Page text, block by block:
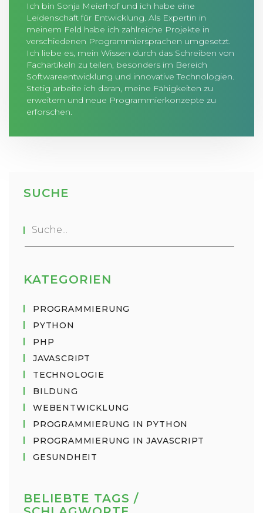
Ich bin Sonja Meierhof und ich habe eine
Leidenschaft für Entwicklung. Als Expertin in
meinem Feld habe ich zahlreiche Projekte in
verschiedenen Programmiersprachen umgesetzt.
Ich liebe es, mein Wissen durch das Schreiben von
Fachartikeln zu teilen, besonders im Bereich
Softwareentwicklung und innovative Technologien.
Stetig arbeite ich daran, meine Fähigkeiten zu
erweitern und neue Programmierkonzepte zu
erforschen.
SUCHE
KATEGORIEN
PROGRAMMIERUNG
PYTHON
PHP
JAVASCRIPT
TECHNOLOGIE
BILDUNG
WEBENTWICKLUNG
PROGRAMMIERUNG IN PYTHON
PROGRAMMIERUNG IN JAVASCRIPT
GESUNDHEIT
BELIEBTE TAGS /